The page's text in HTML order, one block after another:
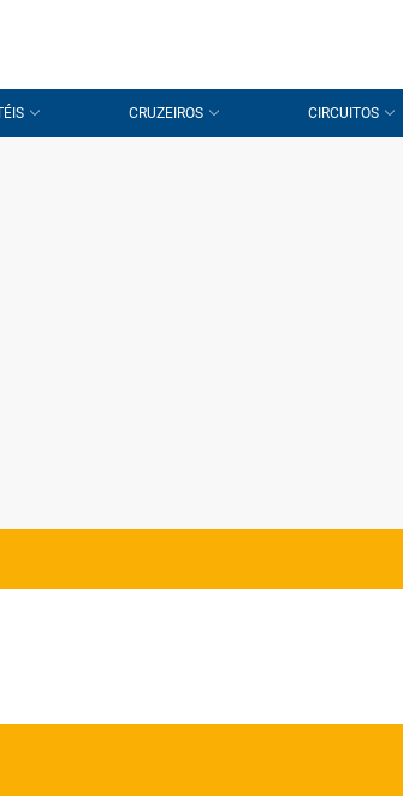
CRUZEIROS CIRCUITOS